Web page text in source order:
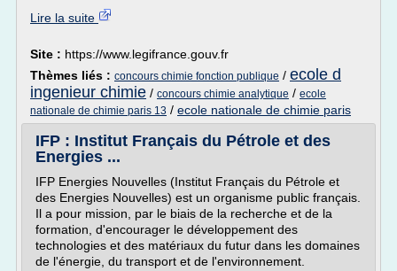
Lire la suite
Site : https://www.legifrance.gouv.fr
Thèmes liés : concours chimie fonction publique / ecole d
ingenieur chimie / concours chimie analytique / ecole
nationale de chimie paris 13 / ecole nationale de chimie paris
IFP : Institut Français du Pétrole et des
Energies ...
IFP Energies Nouvelles (Institut Français du Pétrole et
des Energies Nouvelles) est un organisme public français.
Il a pour mission, par le biais de la recherche et de la
formation, d'encourager le développement des
technologies et des matériaux du futur dans les domaines
de l'énergie, du transport et de l'environnement.